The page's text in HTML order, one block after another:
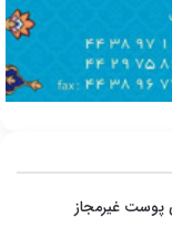
غیرمجاز